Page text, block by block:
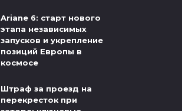
Ariane 6: старт нового
этапа независимых
запусков и укрепление
позиций Европы в
космосе
Штраф за проезд на
перекресток при